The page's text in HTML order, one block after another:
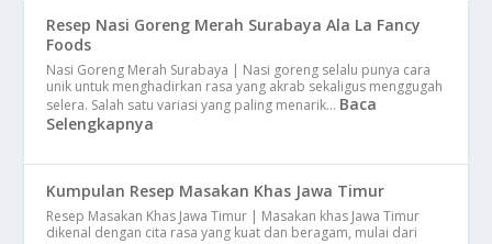
Resep Nasi Goreng Merah Surabaya Ala La Fancy
Foods
Nasi Goreng Merah Surabaya | Nasi goreng selalu punya cara
unik untuk menghadirkan rasa yang akrab sekaligus menggugah
selera. Salah satu variasi yang paling menarik… Baca
Selengkapnya
Kumpulan Resep Masakan Khas Jawa Timur
Resep Masakan Khas Jawa Timur | Masakan khas Jawa Timur
dikenal dengan cita rasa yang kuat dan beragam, mulai dari